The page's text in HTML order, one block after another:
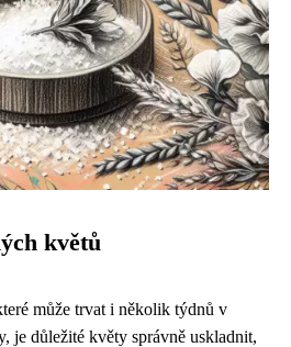
květů
může trvat i několik týdnů v
je důležité květy správně uskladnit,